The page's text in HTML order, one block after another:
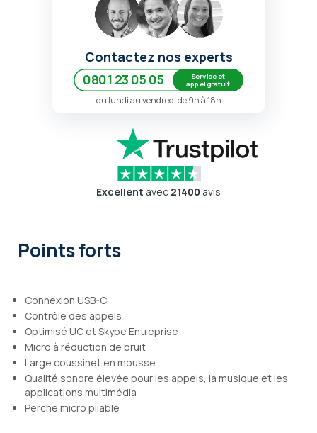
Contactez nos experts
0801 23 05 05
Service et
appel gratuit
du lundi au vendredi de 9h à 18h
Excellent avec 21400 avis
Points forts
Connexion USB-C
Contrôle des appels
Optimisé UC et Skype Entreprise
Micro à réduction de bruit
Large coussinet en mousse
Qualité sonore élevée pour les appels, la musique et les
applications multimédia
Perche micro pliable